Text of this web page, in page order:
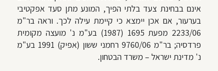
אינם בבחינת צעד בלתי הפיך, המונע מתן סעד אפקטיבי
בערעור, אם אכן יימצא כי קיימת עילה לכך. וראה בר"מ
2233/06
מפעת 1695 (1987) בע"מ נ' מועצה מקומית
פרדסיה; בר"מ 9760/06
רחמני ששון (אפיק) 1991 בע"מ
נ' מדינת ישראל – משרד הבטחון.